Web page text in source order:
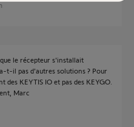
le récepteur s'installait
t-il pas d'autres solutions ? Pour
KEYTIS IO et pas des KEYGO.
Marc